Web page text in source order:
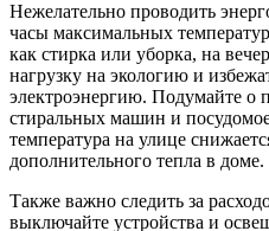
Нежелательно проводить
часы максимальных
как стирка или уборка, на
нагрузку на экологию и
электроэнергию. Подумайте о
стиральных машин и
температура на улице
дополнительного тепла в доме.
Также важно следить за
выключайте устройства и